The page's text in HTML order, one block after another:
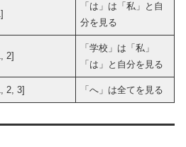
「は」は「私」と自
分を見る
2]
「学校」は「私」
「は」と自分を見る
2, 3] 「へ」は全てを見る